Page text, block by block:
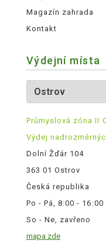
Magazín zahrada
Kontakt
Výdejní místa
Průmyslová zóna II
Výdej
Dolní Žďár 104
363 01 Ostrov
Česká republika
Po - Pá, 8:00 - 16:00
So - Ne, zavřeno
mapa zde